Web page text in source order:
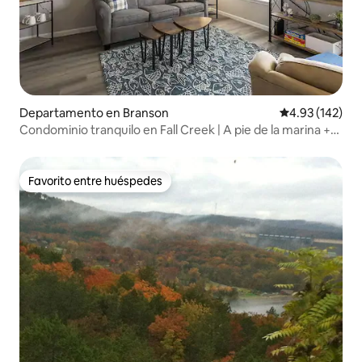
Departamento en Branson Calificación
4.93 (142)
Condominio tranquilo en Fall Creek | A pie de la marina +
Favorito entre huéspedes
Favorito entre huéspedes